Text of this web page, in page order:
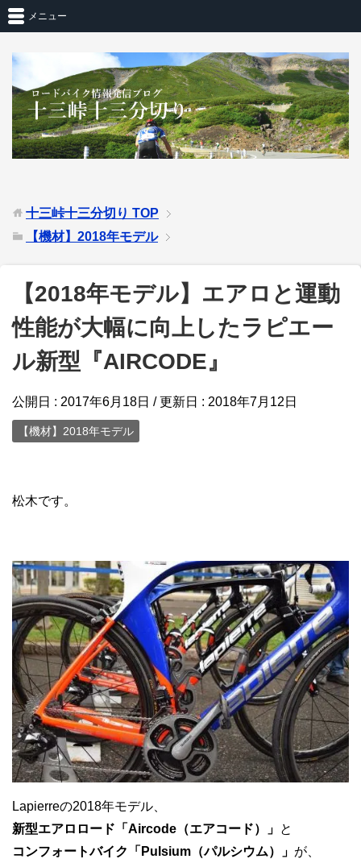
メニュー
十三峠十三分切り TOP
【機材】2018年モデル
【2018年モデル】エアロと運動
性能が大幅に向上したラピエー
ル新型『AIRCODE』
公開日 : 2017年6月18日 / 更新日 : 2018年7月12日
【機材】2018年モデル
松木です。
Lapierreの2018年モデル、
新型エアロロード「Aircode（エアコード）」 と
コンフォートバイク「Pulsium（パルシウム）」 が、